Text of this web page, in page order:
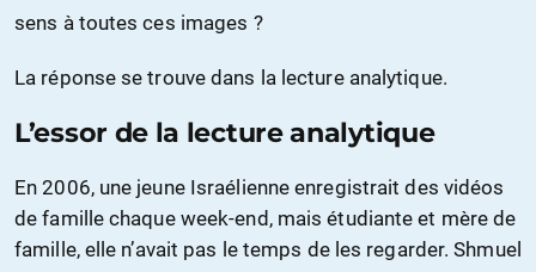
sens à toutes ces images ?
La réponse se trouve dans la lecture analytique.
L’essor de la lecture analytique
En 2006, une jeune Israélienne enregistrait des vidéos
de famille chaque week-end, mais étudiante et mère de
famille, elle n’avait pas le temps de les regarder. Shmuel